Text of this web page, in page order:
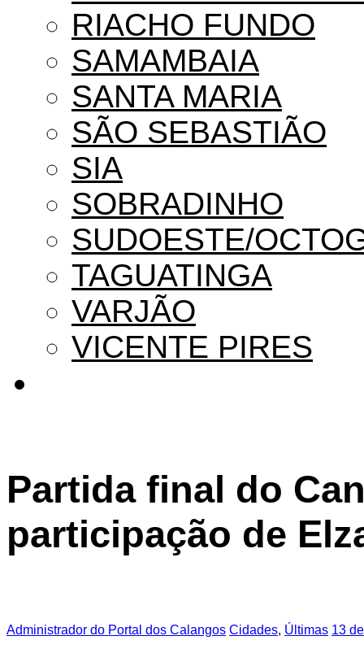
RIACHO FUNDO
SAMAMBAIA
SANTA MARIA
SÃO SEBASTIÃO
SIA
SOBRADINHO
SUDOESTE/
TAGUATINGA
VARJÃO
VICENTE PIRES
Partida final do
participação de
Administrador do Portal dos Calangos Cidades, Últimas 13